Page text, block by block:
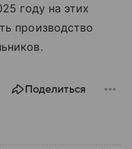
году на этих
производство
Поделиться